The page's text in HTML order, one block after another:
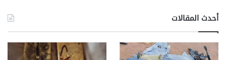
أحدث المقالات